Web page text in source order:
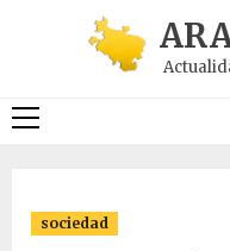
Menú
sociedad